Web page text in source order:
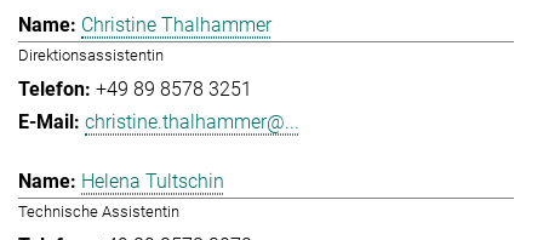
Christine Thalhammer
Direktionsassistentin
+49 89 8578 3251
christine.thalhammer@...
Helena Tultschin
Technische Assistentin